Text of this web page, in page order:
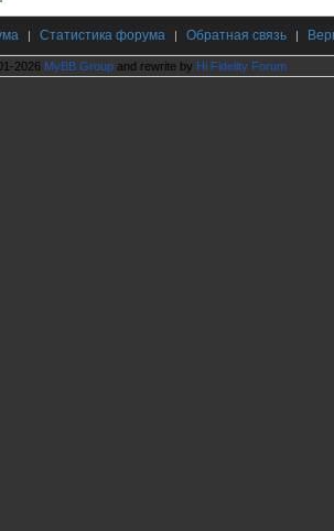
| Статистика форума | Обратная связь |
2026 MyBB Group and rewrite by Hi Fidelity Forum